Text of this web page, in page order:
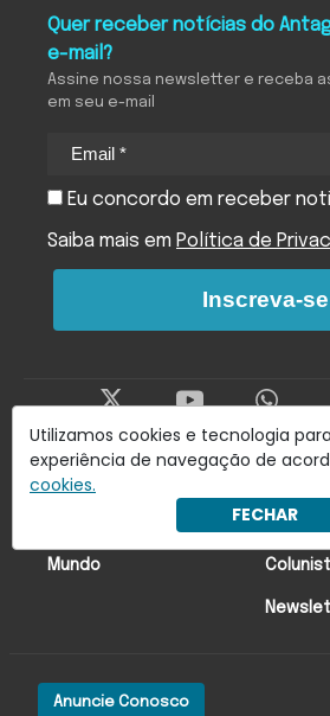
Utilizamos cookies e tecnologia
experiência de navegação de
cookies.
FECHAR
Anuncie Conosco
Últimas Notícias
Mundo
Lado oa!
Quer receber notícias do
e-mail?
Assine nossa newsletter e receba
em seu e-mail
Eu concordo em receber
Saiba mais em Política de
Inscreva-se